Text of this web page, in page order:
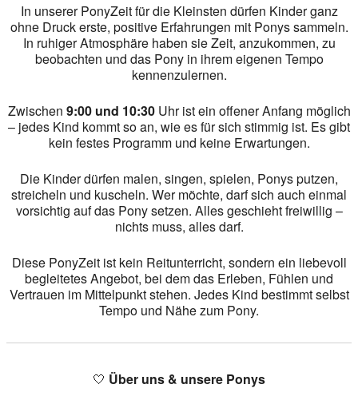
In unserer PonyZeit für die Kleinsten dürfen Kinder ganz
ohne Druck erste, positive Erfahrungen mit Ponys sammeln.
In ruhiger Atmosphäre haben sie Zeit, anzukommen, zu
beobachten und das Pony in ihrem eigenen Tempo
kennenzulernen.
Zwischen 9:00 und 10:30Uhr ist ein offener Anfang möglich
– jedes Kind kommt so an, wie es für sich stimmig ist. Es gibt
kein festes Programm und keine Erwartungen.
Die Kinder dürfen malen, singen, spielen, Ponys putzen,
streicheln und kuscheln. Wer möchte, darf sich auch einmal
vorsichtig auf das Pony setzen. Alles geschieht freiwillig –
nichts muss, alles darf.
Diese PonyZeit ist kein Reitunterricht, sondern ein liebevoll
begleitetes Angebot, bei dem das Erleben, Fühlen und
Vertrauen im Mittelpunkt stehen. Jedes Kind bestimmt selbst
Tempo und Nähe zum Pony.
🤍 Über uns & unsere Ponys